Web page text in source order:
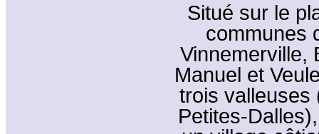
Situé sur le
communes
Vinnemerville,
Manuel et
trois valleuses
Petites-